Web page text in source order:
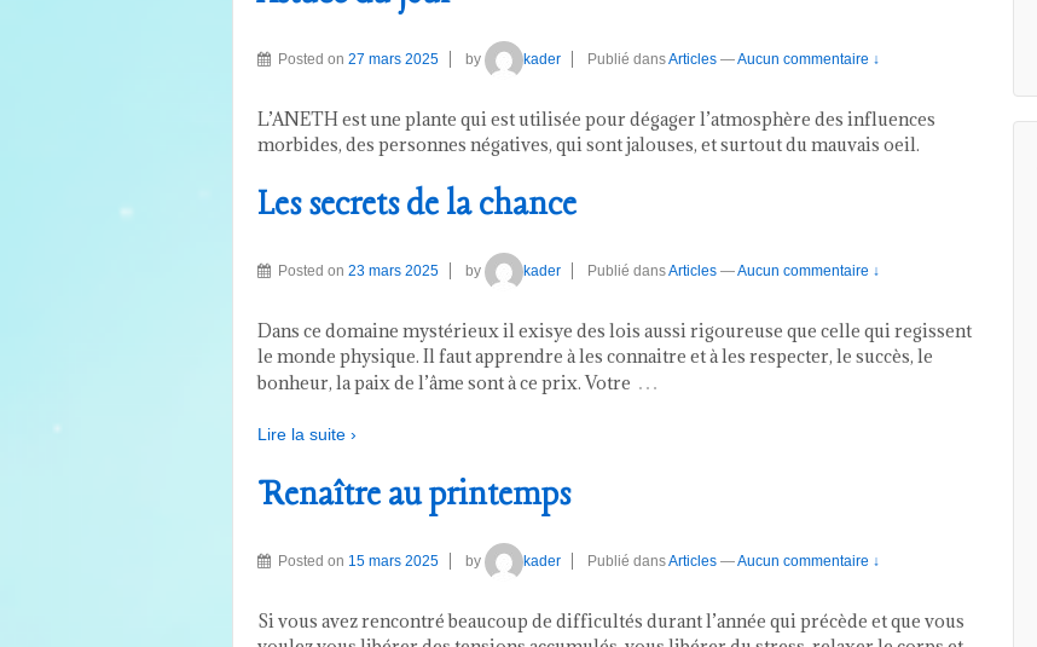
Posted on 27 mars 2025 by kader Publié dansArticles —Aucun commentaire ↓
L’ANETH est une plante qui est utilisée pour dégager l’atmosphère des influences
morbides, des personnes négatives, qui sont jalouses, et surtout du mauvais oeil.
Les secrets de la chance
Posted on 23 mars 2025 by kader Publié dansArticles —Aucun commentaire ↓
Dans ce domaine mystérieux il exisye des lois aussi rigoureuse que celle qui regissent
le monde physique. Il faut apprendre à les connaitre et à les respecter, le succès, le
bonheur, la paix de l’âme sont à ce prix. Votre …
Lire la suite ›
Renaître au printemps
Posted on 15 mars 2025 by kader Publié dansArticles —Aucun commentaire ↓
Si vous avez rencontré beaucoup de difficultés durant l’année qui précède et que vous